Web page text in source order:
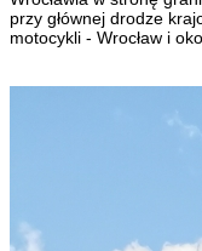
przy głównej drodze
motocykli - Wrocław i